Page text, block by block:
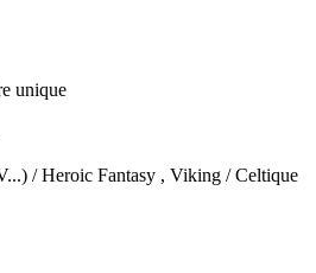
unique
/ Heroic Fantasy , Viking / Celtique